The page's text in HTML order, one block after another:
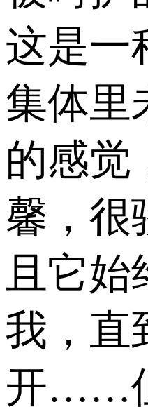
这是一
集体里
的感觉
馨，很
且它
我，直
开……